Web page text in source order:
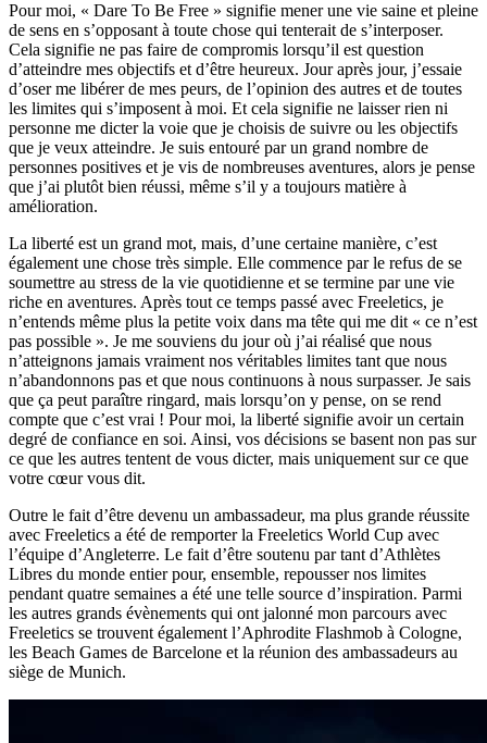
Pour moi, « Dare To Be Free » signifie mener une vie saine et pleine
de sens en s’opposant à toute chose qui tenterait de s’interposer.
Cela signifie ne pas faire de compromis lorsqu’il est question
d’atteindre mes objectifs et d’être heureux. Jour après jour, j’essaie
d’oser me libérer de mes peurs, de l’opinion des autres et de toutes
les limites qui s’imposent à moi. Et cela signifie ne laisser rien ni
personne me dicter la voie que je choisis de suivre ou les objectifs
que je veux atteindre. Je suis entouré par un grand nombre de
personnes positives et je vis de nombreuses aventures, alors je pense
que j’ai plutôt bien réussi, même s’il y a toujours matière à
amélioration.
La liberté est un grand mot, mais, d’une certaine manière, c’est
également une chose très simple. Elle commence par le refus de se
soumettre au stress de la vie quotidienne et se termine par une vie
riche en aventures. Après tout ce temps passé avec Freeletics, je
n’entends même plus la petite voix dans ma tête qui me dit « ce n’est
pas possible ». Je me souviens du jour où j’ai réalisé que nous
n’atteignons jamais vraiment nos véritables limites tant que nous
n’abandonnons pas et que nous continuons à nous surpasser. Je sais
que ça peut paraître ringard, mais lorsqu’on y pense, on se rend
compte que c’est vrai ! Pour moi, la liberté signifie avoir un certain
degré de confiance en soi. Ainsi, vos décisions se basent non pas sur
ce que les autres tentent de vous dicter, mais uniquement sur ce que
votre cœur vous dit.
Outre le fait d’être devenu un ambassadeur, ma plus grande réussite
avec Freeletics a été de remporter la Freeletics World Cup avec
l’équipe d’Angleterre. Le fait d’être soutenu par tant d’Athlètes
Libres du monde entier pour, ensemble, repousser nos limites
pendant quatre semaines a été une telle source d’inspiration. Parmi
les autres grands évènements qui ont jalonné mon parcours avec
Freeletics se trouvent également l’Aphrodite Flashmob à Cologne,
les Beach Games de Barcelone et la réunion des ambassadeurs au
siège de Munich.